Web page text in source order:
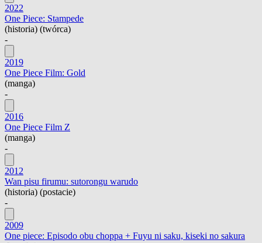
2022
One Piece: Stampede
(historia) (twórca)
-
2019
One Piece Film: Gold
(manga)
-
2016
One Piece Film Z
(manga)
-
2012
Wan pisu firumu: sutorongu warudo
(historia) (postacie)
-
2009
One piece: Episodo obu choppa + Fuyu ni saku, kiseki no sakura